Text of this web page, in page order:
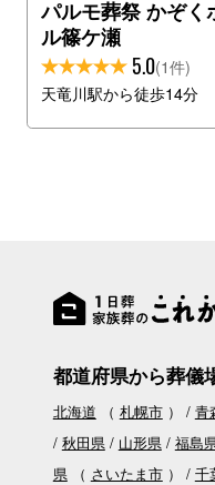
パルモ葬祭 かぞく
ル篠ケ瀬
5.0(1件)
天竜川駅から徒歩14分
都道府県から葬儀
北海道 （ 札幌市） 青
秋田県
山形県 福島
県（ さいたま市） 千